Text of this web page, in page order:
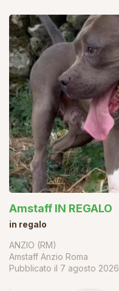
Amstaff IN REGALO
in regalo
ANZIO (RM)
Amstaff Anzio Roma
Pubblicato il 7 agosto 2026